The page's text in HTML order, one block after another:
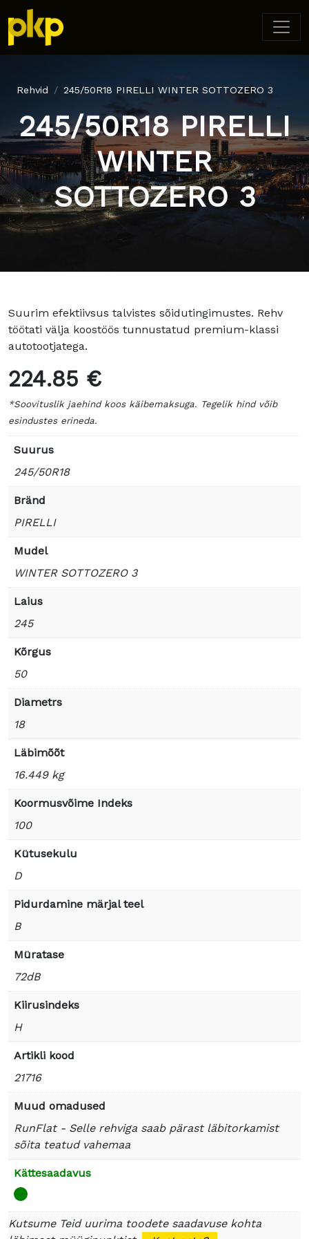
Rehvid 245/50R18 PIRELLI WINTER SOTTOZERO 3
245/50R18 PIRELLI
WINTER
SOTTOZERO 3
Suurim efektiivsus talvistes sõidutingimustes. Rehv
töötati välja koostöös tunnustatud premium-klassi
autotootjatega.
224.85 €
*Soovituslik jaehind koos käibemaksuga. Tegelik hind võib
esindustes erineda.
Suurus
245/50R18
Bränd
PIRELLI
Mudel
WINTER SOTTOZERO 3
Laius
245
Kõrgus
50
Diametrs
18
Läbimõõt
16.449 kg
Koormusvõime Indeks
100
Kütusekulu
D
Pidurdamine märjal teel
B
Müratase
72dB
Kiirusindeks
H
Artikli kood
21716
Muud omadused
RunFlat - Selle rehviga saab pärast läbitorkamist
sõita teatud vahemaa
Kättesaadavus
Kutsume Teid uurima toodete saadavuse kohta